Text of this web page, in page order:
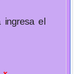
ingresa el